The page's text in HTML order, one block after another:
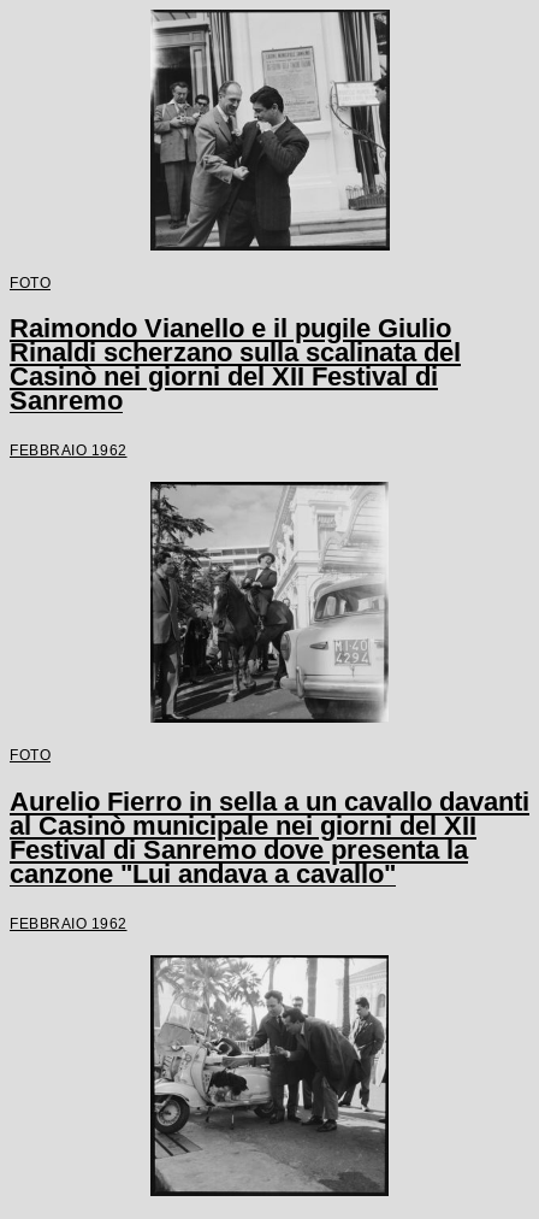
FOTO
Raimondo Vianello e il pugile Giulio
Rinaldi scherzano sulla scalinata del
Casinò nei giorni del XII Festival di
Sanremo
FEBBRAIO 1962
FOTO
Aurelio Fierro in sella a un cavallo davanti
al Casinò municipale nei giorni del XII
Festival di Sanremo dove presenta la
canzone "Lui andava a cavallo"
FEBBRAIO 1962